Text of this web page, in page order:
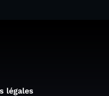
légales